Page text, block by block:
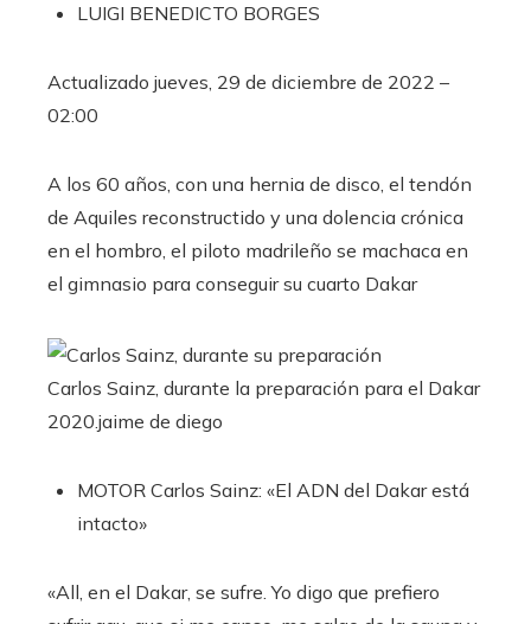
LUIGI BENEDICTO BORGES
Actualizado jueves, 29 de diciembre de 2022 –
02:00
A los 60 años, con una hernia de disco, el tendón
de Aquiles reconstructido y una dolencia crónica
en el hombro, el piloto madrileño se machaca en
el gimnasio para conseguir su cuarto Dakar
Carlos Sainz, durante la preparación para el Dakar
2020.jaime de diego
MOTOR Carlos Sainz: «El ADN del Dakar está
intacto»
«All, en el Dakar, se sufre. Yo digo que prefiero